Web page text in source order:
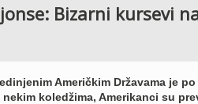
Bizarni kursevi
Američkim Državama je
nekim koledžima, Amerikanci su